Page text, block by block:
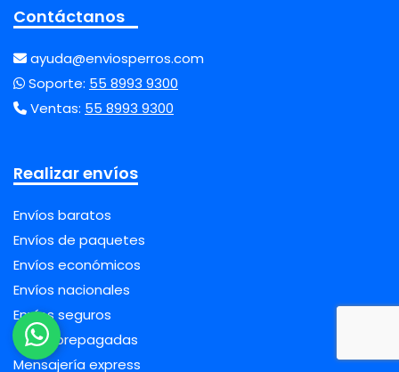
Contáctanos
ayuda@enviosperros.com
Soporte: 55 8993 9300
Ventas: 55 8993 9300
Realizar envíos
Envíos baratos
Envíos de paquetes
Envíos económicos
Envíos nacionales
Envíos seguros
Guías prepagadas
Mensajería express